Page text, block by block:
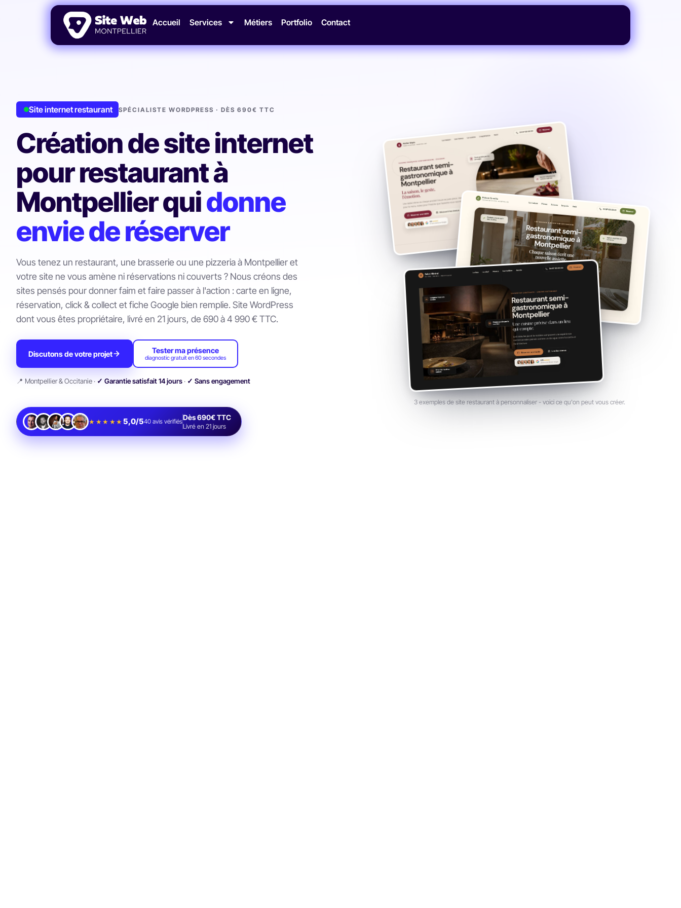
Accueil Services Métiers Portfolio Contact
Site internet restaurant SPÉCIALISTE WORDPRESS · DÈS 690€ TTC
Création de site internet
pour restaurant à
Montpellier quidonne
envie de réserver
Vous tenez un restaurant, une brasserie ou une pizzeria à Montpellier et
votre site ne vous amène ni réservations ni couverts ? Nous créons des
sites pensés pour donner faim et faire passer à l'action : carte en ligne,
réservation, click & collect et fiche Google bien remplie. Site WordPress
dont vous êtes propriétaire, livré en 21 jours, de 690 à 4 990 € TTC.
Discutons de votre projet Tester ma présence
diagnostic gratuit en 60 secondes
📍 Montpellier & Occitanie · ✓ Garantie satisfait 14 jours · ✓ Sans engagement
★★★★★5,0/540avis vérifiésDès 690€ TTC
Livré en 21 jours
3 exemples de site restaurant à personnaliser - voici ce qu'on peut vous créer.